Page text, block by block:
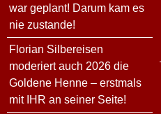
war geplant! Darum kam es
nie zustande!
Florian Silbereisen
moderiert auch 2026 die
Goldene Henne – erstmals
mit IHR an seiner Seite!